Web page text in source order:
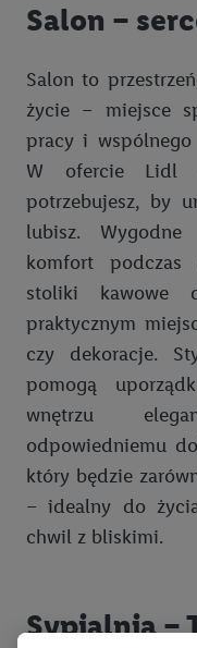
Salon –
Salon to
życie – miejsce
pracy i
W ofercie Lidl
potrzebujesz, by
lubisz.
komfort podczas
stoliki kawowe
praktycznym
czy dekoracje.
pomogą
wnętrzu
odpowiedniemu
który będzie
– idealny do
chwil z bliskimi.
Sypialnia –